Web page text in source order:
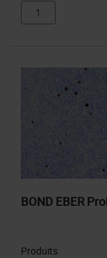
BOND EBER
Produits